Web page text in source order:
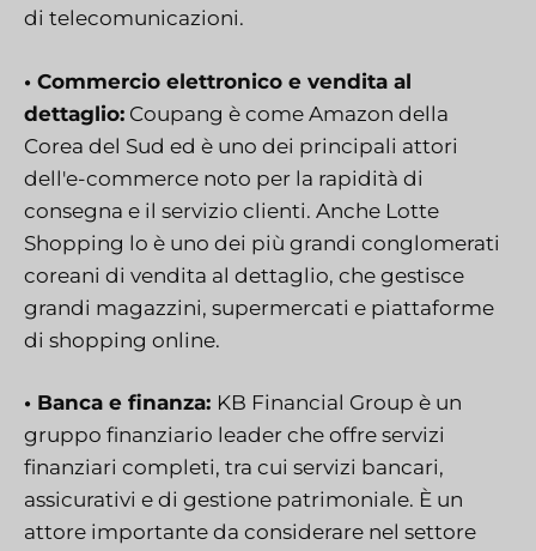
di telecomunicazioni.
• Commercio elettronico e vendita al
dettaglio: Coupang è come Amazon della
Corea del Sud ed è uno dei principali attori
dell'e-commerce noto per la rapidità di
consegna e il servizio clienti. Anche Lotte
Shopping lo è uno dei più grandi conglomerati
coreani di vendita al dettaglio, che gestisce
grandi magazzini, supermercati e piattaforme
di shopping online.
• Banca e finanza: KB Financial Group è un
gruppo finanziario leader che offre servizi
finanziari completi, tra cui servizi bancari,
assicurativi e di gestione patrimoniale. È un
attore importante da considerare nel settore